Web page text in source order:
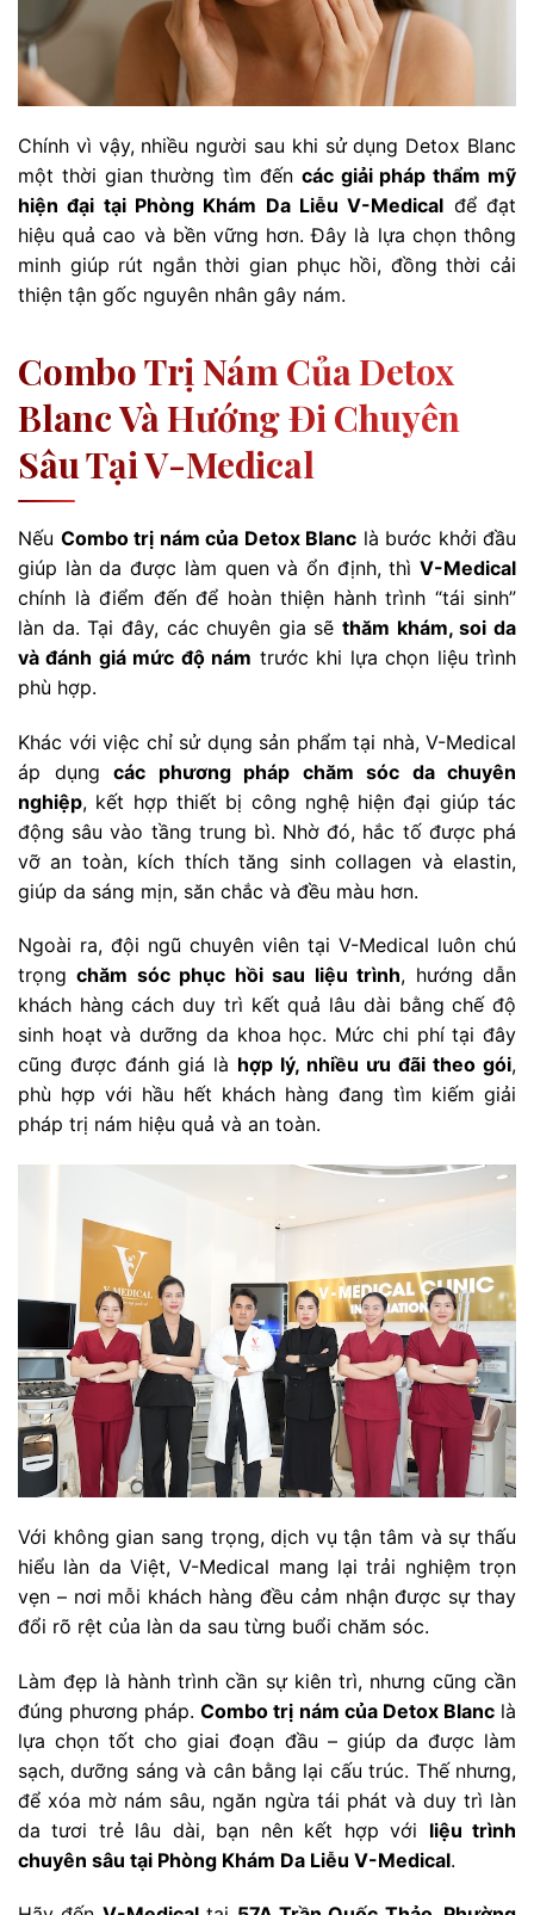
Chính vì vậy, nhiều người sau khi sử dụng Detox Blanc
một thời gian thường tìm đến các giải pháp thẩm mỹ
hiện đại tại Phòng Khám Da Liễu V-Medical để đạt
hiệu quả cao và bền vững hơn. Đây là lựa chọn thông
minh giúp rút ngắn thời gian phục hồi, đồng thời cải
thiện tận gốc nguyên nhân gây nám.
Combo Trị Nám Của Detox
Blanc Và Hướng Đi Chuyên
Sâu Tại V-Medical
Nếu Combo trị nám của Detox Blanc là bước khởi đầu
giúp làn da được làm quen và ổn định, thì V-Medical
chính là điểm đến để hoàn thiện hành trình “tái sinh”
làn da. Tại đây, các chuyên gia sẽthăm khám, soi da
và đánh giá mức độ nám trước khi lựa chọn liệu trình
phù hợp.
Khác với việc chỉ sử dụng sản phẩm tại nhà, V-Medical
áp dụng các phương pháp chăm sóc da chuyên
nghiệp, kết hợp thiết bị công nghệ hiện đại giúp tác
động sâu vào tầng trung bì. Nhờ đó, hắc tố được phá
vỡ an toàn, kích thích tăng sinh collagen và elastin,
giúp da sáng mịn, săn chắc và đều màu hơn.
Ngoài ra, đội ngũ chuyên viên tại V-Medical luôn chú
trọngchăm sóc phục hồi sau liệu trình, hướng dẫn
khách hàng cách duy trì kết quả lâu dài bằng chế độ
sinh hoạt và dưỡng da khoa học. Mức chi phí tại đây
cũng được đánh giá là hợp lý, nhiều ưu đãi theo gói,
phù hợp với hầu hết khách hàng đang tìm kiếm giải
pháp trị nám hiệu quả và an toàn.
Với không gian sang trọng, dịch vụ tận tâm và sự thấu
hiểu làn da Việt, V-Medical mang lại trải nghiệm trọn
vẹn – nơi mỗi khách hàng đều cảm nhận được sự thay
đổi rõ rệt của làn da sau từng buổi chăm sóc.
Làm đẹp là hành trình cần sự kiên trì, nhưng cũng cần
đúng phương pháp.Combo trị nám của Detox Blanclà
lựa chọn tốt cho giai đoạn đầu – giúp da được làm
sạch, dưỡng sáng và cân bằng lại cấu trúc. Thế nhưng,
để xóa mờ nám sâu, ngăn ngừa tái phát và duy trì làn
da tươi trẻ lâu dài, bạn nên kết hợp với liệu trình
chuyên sâu tại Phòng Khám Da Liễu V-Medical.